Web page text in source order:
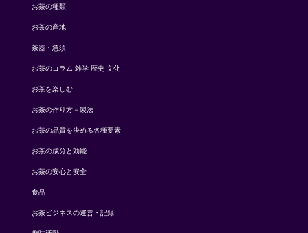
お茶の種類
お茶の産地
茶器・急須
お茶のコラム-雑学-歴史-文化
お茶を楽しむ
お茶の作り方－製法
お茶の品質を決める各種要素
お茶の成分と効能
お茶の安心と安全
食品
お茶ビジネスの運営・記録